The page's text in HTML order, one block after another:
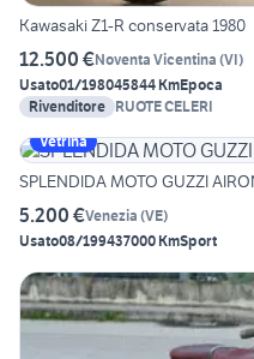
Kawasaki Z1-R conservata 1980
12.500 €Noventa Vicentina (VI)
Usato01/198045844 KmEpoca
Rivenditore RUOTE CELERI
Vetrina
SPLENDIDA MOTO GUZZI
5.200 €Venezia (VE)
Usato08/199437000 KmSport